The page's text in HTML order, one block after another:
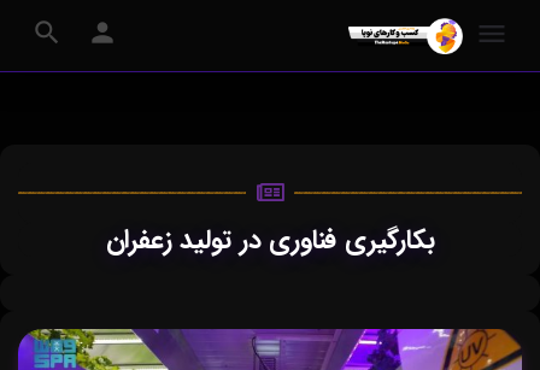
بکارگیری فناوری در تولید زعفران